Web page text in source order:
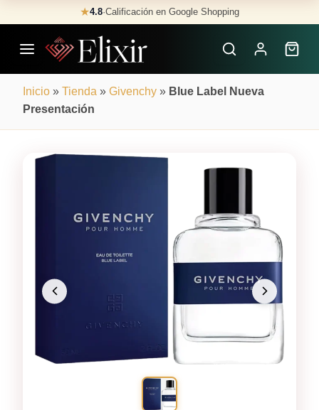
to
content
★4.8·Calificación en Google Shopping
Inicio » Tienda » Givenchy » Blue Label Nueva
Presentación